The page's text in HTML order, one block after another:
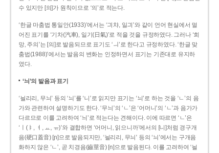
수 있지만 [의]가 원칙이므로 ‘의’로 적는다.
‘한글 마춤법 통일안(1933)’에서는 ‘긔챠, 일긔’와 같이 언어 현실에서 멀
어진 표기를 ‘기차(汽車), 일기(日氣)’로 적을 것을 규정하였다. 그러나 ‘희
망, 주의’는 [의]로 발음되므로 표기도 ‘ㅢ’로 한다고 규정하였다. ‘한글 맞
춤법(1988)’에서는 발음의 변화는 인정하면서 표기는 기존대로 유지하
였다.
‘늬’의 발음과 표기
‘늴리리, 무늬’ 등의 ‘늬’를 ‘니’로 읽지만 표기는 ‘늬’로 하는 것을 ‘ㄴ’의 음
가와 관련하여 설명하기도 한다. ‘무늬’의 ‘ㄴ’은 ‘어머니’의 ‘ㄴ’과 음가가
다르므로 이를 고려하여 ‘늬’로 적는다는 견해이다. 이에 따르면 ‘ㄴ’은
‘ㅣ(ㅑ, ㅕ, ㅛ, ㅠ)’와 결합하면 ‘어머니, 읽으니까’에서의 [니]처럼 경구개
음(硬口蓋音) [ɲ]으로 발음되지만, ‘늴리리, 무늬’ 등의 ‘늬’에서는 구개음
화하지 않은 ‘ㄴ’, 곧 치경음(齒莖音) [n]으로 발음된다. 이를 고려하여 ‘늴